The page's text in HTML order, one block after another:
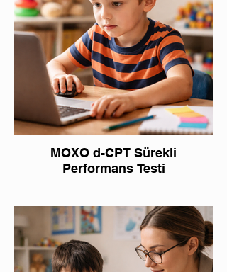
MOXO d-CPT Sürekli
Performans Testi